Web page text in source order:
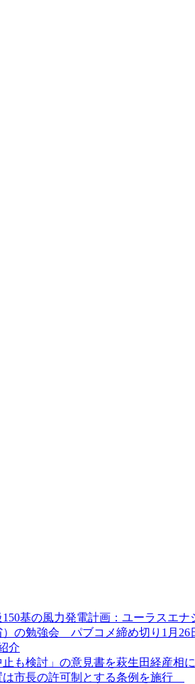
基の風力発電計画：ユーラスエナ
）の勉強会 パブコメ締め切り1月26
介
も検討」の意見書を萩生田経産相
市長の許可制とする条例を施行